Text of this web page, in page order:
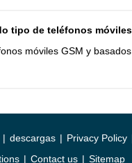
tipo de teléfonos
móviles GSM y
| descargas | Privacy Policy
| Contact us | Sitemap